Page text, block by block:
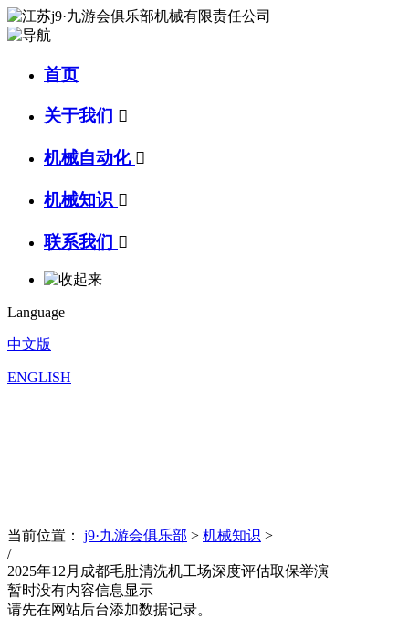
首页
关于我们 
机械自动化 
机械知识 
联系我们 
Language
中文版
ENGLISH
当前位置： j9·九游会俱乐部 > 机械知识 >
/
2025年12月成都毛肚清洗机工场深度评估取保举演
暂时没有内容信息显示
请先在网站后台添加数据记录。